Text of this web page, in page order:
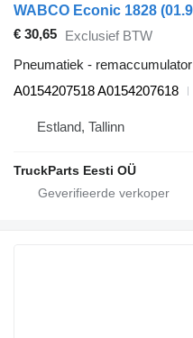
€ 30,65 Exclusief BTW
Pneumatiek - remaccumulator
A0154207518 A0154207618
Estland, Tallinn
TruckParts Eesti OÜ